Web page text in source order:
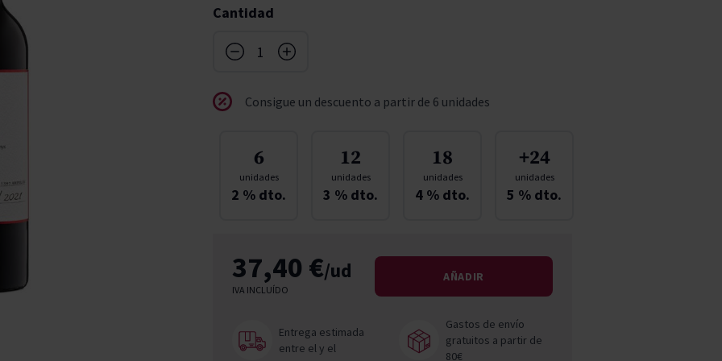
Pago del Cielo
Valduero
Cantidad
Consigue un descuento a partir de 6 unidades
6
unidades
2 % dto.
12
unidades
3 % dto.
18
unidades
4 % dto.
+24
unidades
5 % dto.
37,40 €/ud
IVA INCLUÍDO
AÑADIR
Entrega estimada
entre ely el
Gastos de envío
gratuitos a partir de
80€